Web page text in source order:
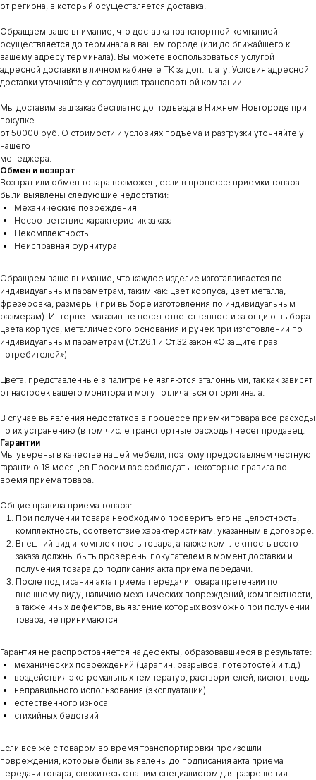
от региона, в который осуществляется доставка.
Обращаем ваше внимание, что доставка транспортной компанией
осуществляется до терминала в вашем городе (или до ближайшего к
вашему адресу терминала). Вы можете воспользоваться услугой
адресной доставки в личном кабинете ТК за доп. плату. Условия адресной
доставки уточняйте у сотрудника транспортной компании.
Мы доставим ваш заказ бесплатно до подъезда в Нижнем Новгороде при
покупке
от 50000 руб. О стоимости и условиях подъёма и разгрузки уточняйте у
нашего
менеджера.
Обмен и возврат
Возврат или обмен товара возможен, если в процессе приемки товара
были выявлены следующие недостатки:
Механические повреждения
Несоответствие характеристик заказа
Некомплектность
Неисправная фурнитура
Обращаем ваше внимание, что каждое изделие изготавливается по
индивидуальным параметрам, таким как: цвет корпуса, цвет металла,
фрезеровка, размеры ( при выборе изготовления по индивидуальным
размерам). Интернет магазин не несет ответственности за опцию выбора
цвета корпуса, металлического основания и ручек при изготовлении по
индивидуальным параметрам (Ст.26.1 и Ст.32 закон «О защите прав
потребителей»)
Цвета, представленные в палитре не являются эталонными, так как зависят
от настроек вашего монитора и могут отличаться от оригинала.
В случае выявления недостатков в процессе приемки товара все расходы
по их устранению (в том числе транспортные расходы) несет продавец.
Гарантии
Мы уверены в качестве нашей мебели, поэтому предоставляем честную
гарантию 18 месяцев.Просим вас соблюдать некоторые правила во
время приема товара.
Общие правила приема товара:
При получении товара необходимо проверить его на целостность,
комплектность, соответствие характеристикам, указанным в договоре.
Внешний вид и комплектность товара, а также комплектность всего
заказа должны быть проверены покупателем в момент доставки и
получения товара до подписания акта приема передачи.
После подписания акта приема передачи товара претензии по
внешнему виду, наличию механических повреждений, комплектности,
а также иных дефектов, выявление которых возможно при получении
товара, не принимаются
Гарантия не распространяется на дефекты, образовавшиеся в результате:
механических повреждений (царапин, разрывов, потертостей и т.д.)
воздействия экстремальных температур, растворителей, кислот, воды
неправильного использования (эксплуатации)
естественного износа
стихийных бедствий
Если все же с товаром во время транспортировки произошли
повреждения, которые были выявлены до подписания акта приема
передачи товара, свяжитесь с нашим специалистом для разрешения